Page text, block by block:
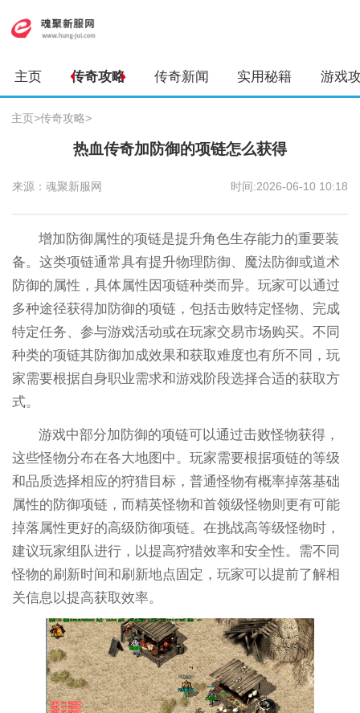
主页 传奇攻略 传奇新闻 实用秘籍 游戏
主页>传奇攻略>
热血传奇加防御的项链怎么获得
来源：魂聚新服网 时间:2026-06-10 10:18
增加防御属性的项链是提升角色生存能力的重要装
备。这类项链通常具有提升物理防御、魔法防御或道术
防御的属性，具体属性因项链种类而异。玩家可以通过
多种途径获得加防御的项链，包括击败特定怪物、完成
特定任务、参与游戏活动或在玩家交易市场购买。不同
种类的项链其防御加成效果和获取难度也有所不同，玩
家需要根据自身职业需求和游戏阶段选择合适的获取方
式。
游戏中部分加防御的项链可以通过击败怪物获得，
这些怪物分布在各大地图中。玩家需要根据项链的等级
和品质选择相应的狩猎目标，普通怪物有概率掉落基础
属性的防御项链，而精英怪物和首领级怪物则更有可能
掉落属性更好的高级防御项链。在挑战高等级怪物时，
建议玩家组队进行，以提高狩猎效率和安全性。需不同
怪物的刷新时间和刷新地点固定，玩家可以提前了解相
关信息以提高获取效率。